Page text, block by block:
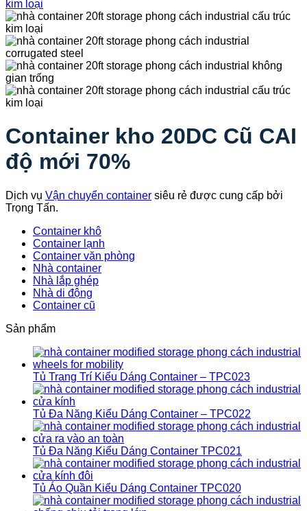
Container kho 20DC Cũ CAI
độ mới 70%
Dịch vụ Vận chuyển container siêu rẻ được cung cấp bởi
Trọng Tấn.
Container khô
Container lạnh
Container văn phòng
Nhà container
Nhà lắp ghép
Nhà di động
Container cũ
Sản phẩm
Tủ Trang Trí Kiểu Dáng Container – TPC023
Tủ Đa Năng Kiểu Dáng Container – TPC022
Tủ Đa Năng Kiểu Dáng Container TPC021
Tủ Áo Quần Kiểu Dáng Container TPC020